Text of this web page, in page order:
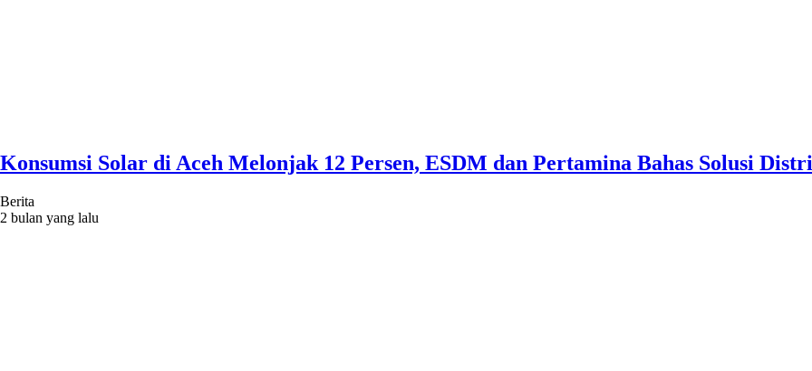
Konsumsi Solar di Aceh Melonjak 12 Persen, ESDM dan Pertamina Bahas Solusi
Berita
2 bulan yang lalu